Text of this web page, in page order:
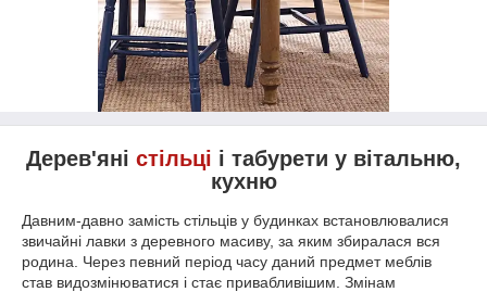
Дерев'яні стільці і табурети у вітальню,
кухню
Давним-давно замість стільців у будинках встановлювалися
звичайні лавки з деревного масиву, за яким збиралася вся
родина. Через певний період часу даний предмет меблів
став видозмінюватися і стає привабливішим. Змінам